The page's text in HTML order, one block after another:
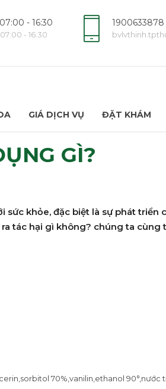
- 16:30
- 16:30
1900633878
GIÁ DỊCH VỤ ĐẶT KHÁM
GÌ?
khỏe, đặc biệt là sự phát
tác hại gì không? chúng ta cùng
70%,vanilin,ethanol 90°,nước